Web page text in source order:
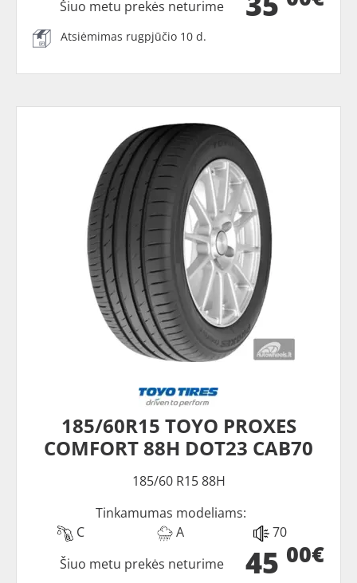
Šiuo metu prekės neturime
Atsiėmimas rugpjūčio 10 d.
185/60R15 TOYO PROXES
COMFORT 88H DOT23 CAB70
185/60 R15 88H
Tinkamumas modeliams:
C
A 70
45 00€
Šiuo metu prekės neturime